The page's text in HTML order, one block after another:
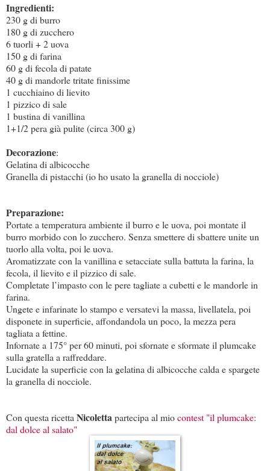
Ingredienti:
230 gdi burro
180 gdi zucchero
6 tuorli + 2 uova
150 gdi farina
60 gdi fecola di patate
40 gdi mandorle tritate finissime
1 cucchiaino di lievito
1 pizzico di sale
1 bustina di vanillina
1+1/2 pera già pulite (circa 300 g)
Decorazione:
Gelatina di albicocche
Granella di pistacchi (io ho usato la granella di nocciole)
Preparazione:
Portate a temperatura ambiente il burro e le uova, poi montate il
burro morbido con lo zucchero. Senza smettere di sbattere unite un
tuorlo alla volta, poi le uova.
Aromatizzate con la vanillina e setacciate sulla battuta la farina, la
fecola, il lievito e il pizzico di sale.
Completate l’impasto con le pere tagliate a cubetti e le mandorle in
farina.
Ungete e infarinate lo stampo e versatevi la massa, livellatela, poi
disponete in superficie, affondandola un poco, la mezza pera
tagliata a fettine.
Infornate a 175° per 60 minuti, poi sfornate e sformate il plumcake
sulla gratella a raffreddare.
Lucidate la superficie con la gelatina di albicocche calda e spargete
la granella di nocciole.
Con questa ricettaNicolettapartecipa al miocontest "il plumcake:
dal dolce al salato"